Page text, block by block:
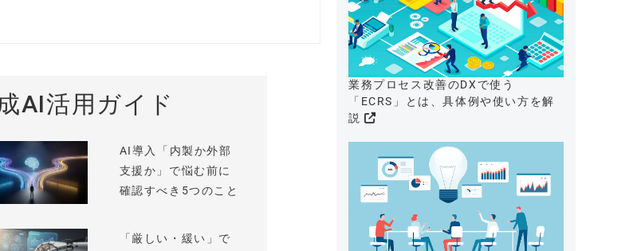
AI活用ガイド
AI導入「内製か外部
支援か」で悩む前に
確認すべき5つのこと
「厳しい・緩い」で
業務プロセス改善のDXで使う
「ECRS」とは、具体例や使い方を解
説